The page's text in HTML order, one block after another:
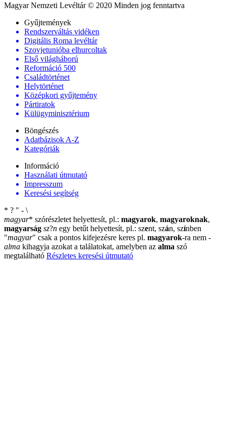
Magyar Nemzeti Levéltár © 2020 Minden jog fenntartva
Gyűjtemények
Rendszerváltás vidéken
Digitális Roma levéltár
Szovjetunióba elhurcoltak
Első világháború
Reformáció 500
Családtörténet
Helytörténet
Középkori gyűjtemény
Pártiratok
Külügyminisztérium
Böngészés
Adatbázisok A-Z
Kategóriák
Információ
Használati útmutató
Impresszum
Keresési segítség
* ? " - \
magyar* szórészletet helyettesít, pl.: magyarok, magyaroknak,
magyarság sz?n egy betűt helyettesít, pl.: szent, szán, színben
"magyar" csak a pontos kifejezésre keres pl. magyarok-ra nem -
alma kihagyja azokat a találatokat, amelyben az alma szó
megtalálható Részletes keresési útmutató